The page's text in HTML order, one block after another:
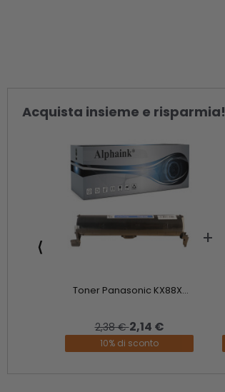
Acquista insieme e risparmia!
⟨
Toner Panasonic KX88X...
2,38 €2,14 €
10% di sconto